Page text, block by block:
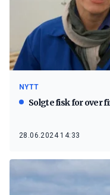
NYTT
Solgte fisk for over
28.06.2024 14:33